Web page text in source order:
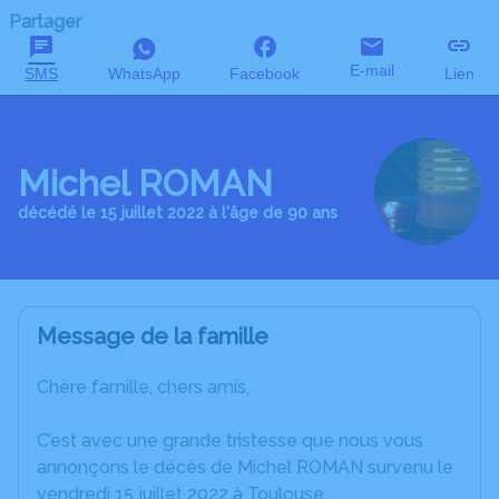
Partager
SMS WhatsApp Facebook E-mail Lien
Michel ROMAN
décédé le 15 juillet 2022 à l'âge de 90 ans
Message de la famille
Chère famille, chers amis,
C’est avec une grande tristesse que nous vous
annonçons le décès de Michel ROMAN survenu le
vendredi 15 juillet 2022 à Toulouse.